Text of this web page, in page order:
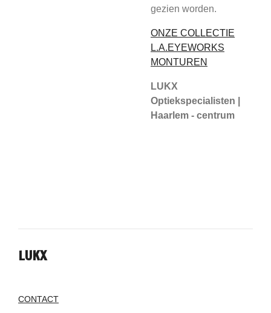
gezien worden.
ONZE COLLECTIE
L.A.EYEWORKS
MONTUREN
LUKX
Optiekspecialisten |
Haarlem - centrum
LUKX
CONTACT